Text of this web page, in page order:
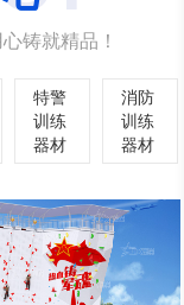
铸就精品！
特警
训练
器材
消防
训练
器材